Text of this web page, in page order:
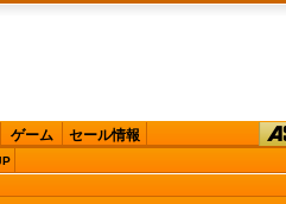
ゲーム セール情報